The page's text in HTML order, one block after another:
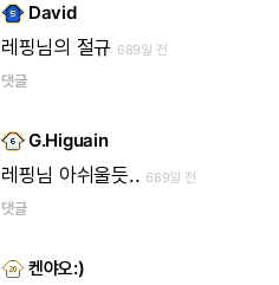
David
레핑님의 절규 689일 전
댓글
G.Higuain
레핑님 아쉬울듯.. 689일 전
댓글
켄야오:)